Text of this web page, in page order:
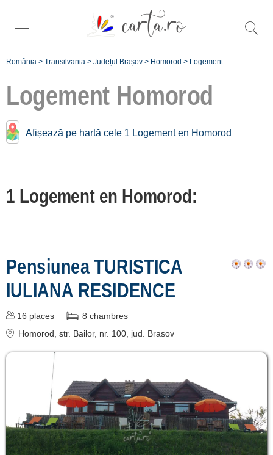
România > Transilvania > Județul Brașov > Homorod > Logement
Logement Homorod
Afișează pe hartă cele 1 Logement en Homorod
1 Logement en Homorod:
Pensiunea TURISTICA
IULIANA RESIDENCE
16 places 8 chambres
Homorod , str. Bailor, nr. 100 , jud. Brasov
Logement près de
Homorod:
[1 offers à 6.7 km]
[2 offers à 31.9 km]
Țara Făgărașului
[15 offers à 39.1 km]
Poiana Mărului
[2 offers à 48.4 km]
Brașov
[89 offers à 50.5 km]
Zărnești
[4 offers à 53.1 km]
Predeal